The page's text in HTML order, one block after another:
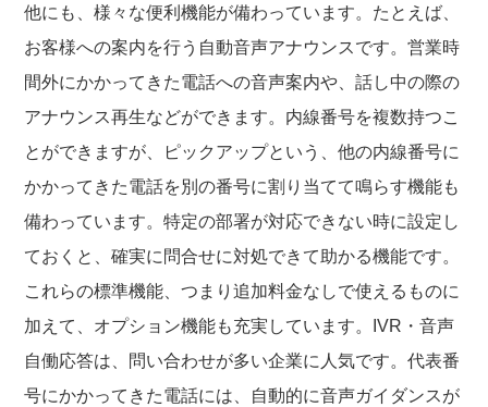
他にも、様々な便利機能が備わっています。たとえば、
お客様への案内を行う自動音声アナウンスです。営業時
間外にかかってきた電話への音声案内や、話し中の際の
アナウンス再生などができます。内線番号を複数持つこ
とができますが、ピックアップという、他の内線番号に
かかってきた電話を別の番号に割り当てて鳴らす機能も
備わっています。特定の部署が対応できない時に設定し
ておくと、確実に問合せに対処できて助かる機能です。
これらの標準機能、つまり追加料金なしで使えるものに
加えて、オプション機能も充実しています。IVR・音声
自働応答は、問い合わせが多い企業に人気です。代表番
号にかかってきた電話には、自動的に音声ガイダンスが